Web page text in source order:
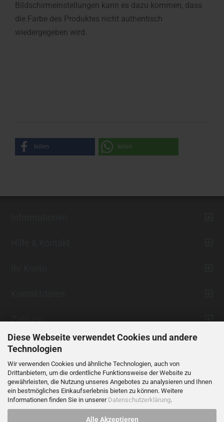
Diese Webseite verwendet Cookies und andere
Technologien
Wir verwenden Cookies und ähnliche Technologien, auch von
Drittanbietern, um die ordentliche Funktionsweise der Website zu
gewährleisten, die Nutzung unseres Angebotes zu analysieren und Ihnen
ein bestmögliches Einkaufserlebnis bieten zu können. Weitere
Informationen finden Sie in unserer Datenschutzerklärung.
Alle Akzeptieren
Bildschirmeinstellungen kann es dazu kommen, dass
die Farbe des Produktes nicht authentisch
wiedergegeben wird.
teilen teilen
Zahlung
Vertrag widerrufen